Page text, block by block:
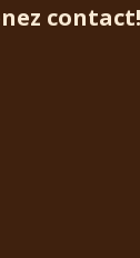
contact!